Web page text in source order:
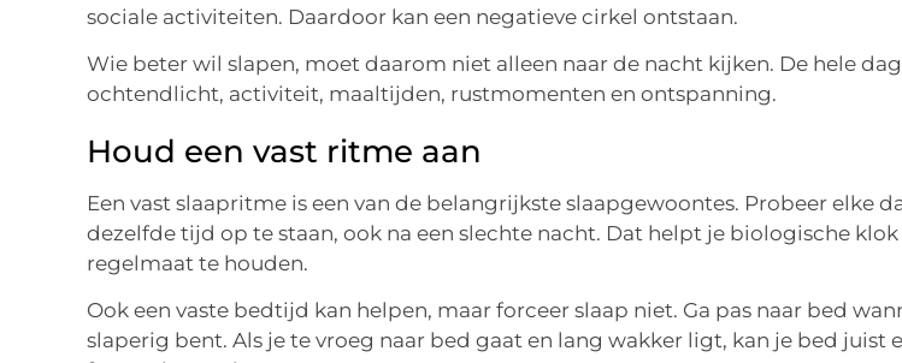
sociale activiteiten. Daardoor kan een negatieve cirkel ontstaan.
Wie beter wil slapen, moet daarom niet alleen naar de nacht kijken. De hele
ochtendlicht, activiteit, maaltijden, rustmomenten en ontspanning.
Houd een vast ritme aan
Een vast slaapritme is een van de belangrijkste slaapgewoontes. Probeer elke
dezelfde tijd op te staan, ook na een slechte nacht. Dat helpt je biologische
regelmaat te houden.
Ook een vaste bedtijd kan helpen, maar forceer slaap niet. Ga pas naar bed
slaperig bent. Als je te vroeg naar bed gaat en lang wakker ligt, kan je bed juist